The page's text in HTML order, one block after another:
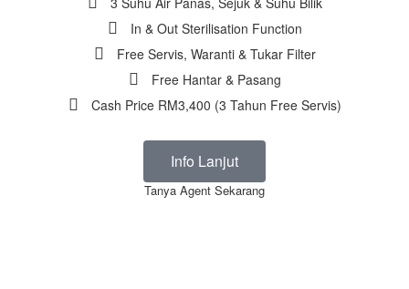
In & Out Sterilisation Function
Free Servis, Waranti & Tukar Filter
Free Hantar & Pasang
Cash Price RM3,400 (3 Tahun Free Servis)
Info Lanjut
Tanya Agent Sekarang